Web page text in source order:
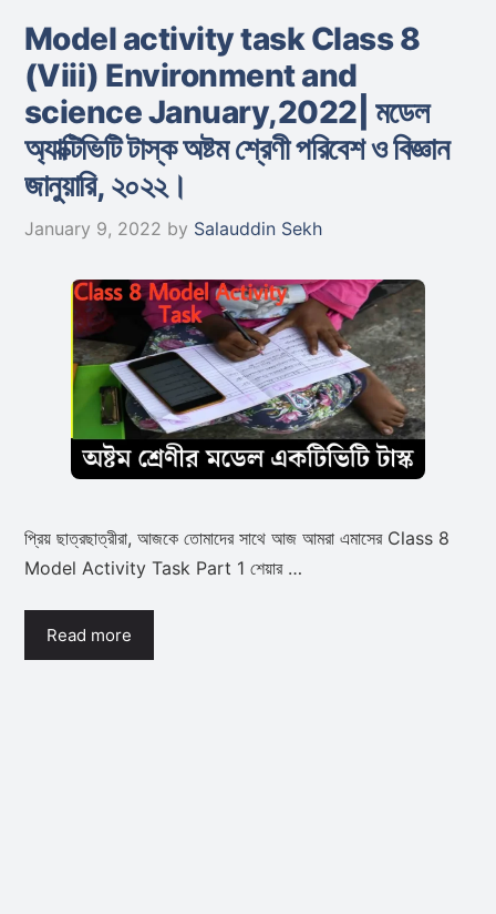
Model activity task Class 8
(Viii) Environment and
science January,2022| মডেল
অ্যাক্টিভিটি টাস্ক অষ্টম শ্রেণী পরিবেশ ও বিজ্ঞান
জানুয়ারি, ২০২২।
January 9, 2022 by Salauddin Sekh
প্রিয় ছাত্রছাত্রীরা, আজকে তোমাদের সাথে আজ আমরা এমাসের Class 8
Model Activity Task Part 1 শেয়ার …
Read more